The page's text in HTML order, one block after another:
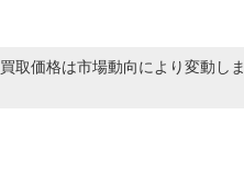
取価格は市場動向により変動しま